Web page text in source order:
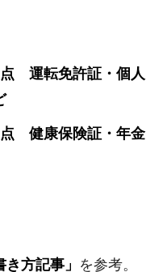
運転免許証・個人
点 健康保険証・年金
き方記事」 を参考。